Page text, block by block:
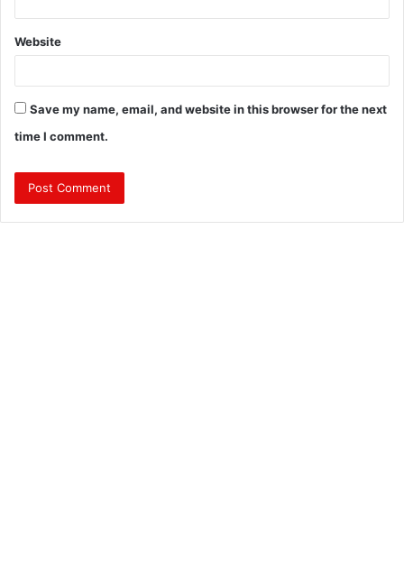
Website
Save my name, email, and website in this browser for the next
time I comment.